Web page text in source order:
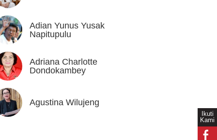
Ikuti
Kami
Adian Yunus Yusak
Napitupulu
Adriana Charlotte
Dondokambey
Agustina Wilujeng